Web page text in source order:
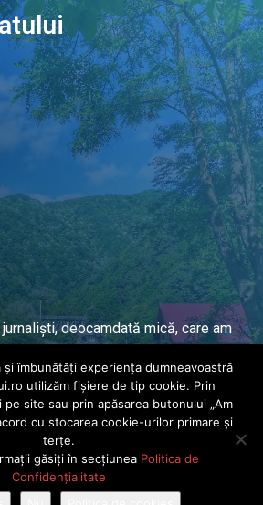
deocamdată mică, care am
Toate drepturile rezervate · Dezvoltat de
Power Media FX
și îmbunătăți experiența dumneavoastră
utilizăm fișiere de tip cookie. Prin
site sau prin apăsarea butonului „Am
cu stocarea cookie-urilor primare și
terțe.
găsiți în secțiunea Politica de
Confidențialitate